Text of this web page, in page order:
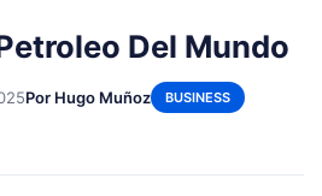
Del Mundo
Por Hugo Muñoz BUSINESS